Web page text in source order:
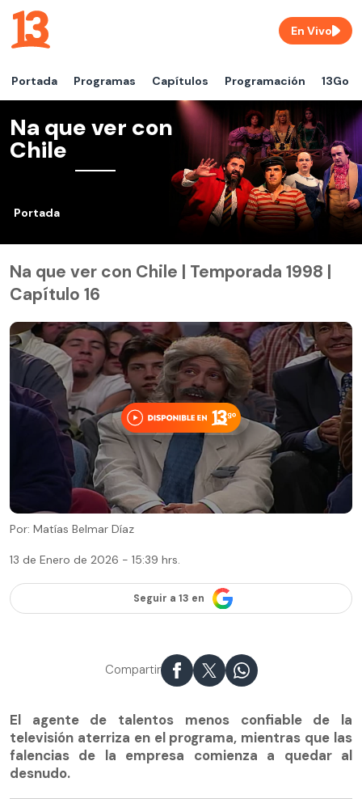
Portada Programas Capítulos Programación 13Go
En Vivo
Na que ver con
Chile
Portada
Na que ver con Chile | Temporada 1998 |
Capítulo 16
Por: Matías Belmar Díaz
13 de Enero de 2026 - 15:39 hrs.
Seguir a 13 en
Compartir
El agente de talentos menos confiable de la
televisión aterriza en el programa, mientras que las
falencias de la empresa comienza a quedar al
desnudo.